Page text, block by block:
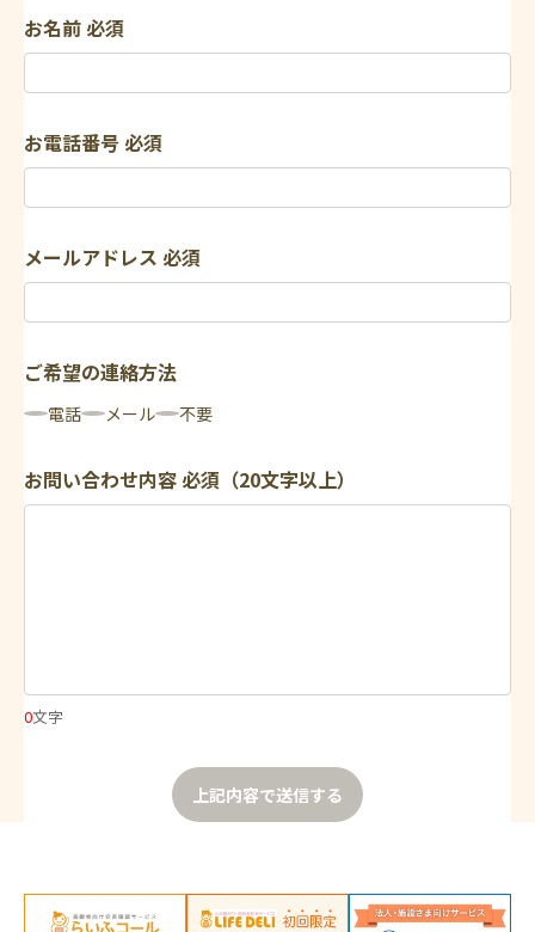
お名前必須
お電話番号必須
メールアドレス 必須
ご希望の連絡方法
電話 メール 不要
お問い合わせ内容必須（20文字以上）
0文字
上記内容で送信する